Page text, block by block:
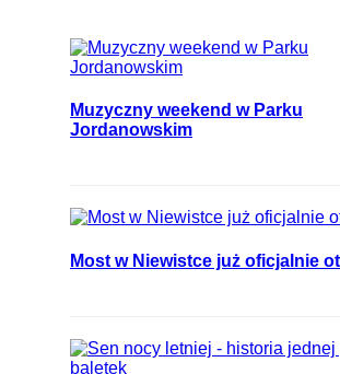
Muzyczny weekend w Parku
Jordanowskim
Most w Niewistce już oficjalnie